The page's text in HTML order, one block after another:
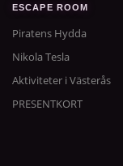
ESCAPE ROOM
Piratens Hydda
Nikola Tesla
Aktiviteter i Västerås
PRESENTKORT